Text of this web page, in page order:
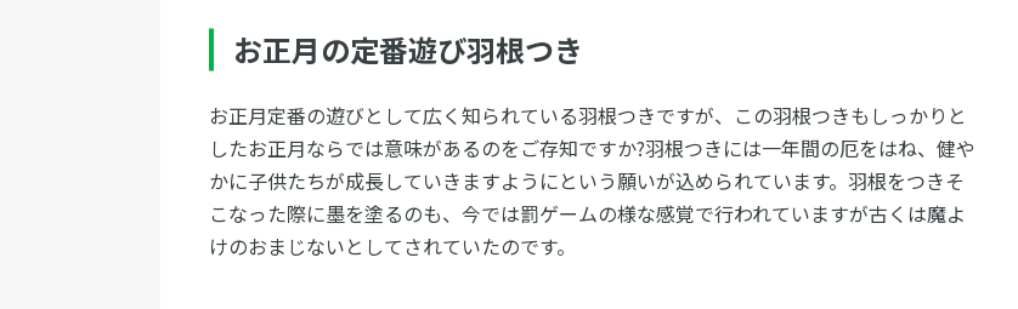
お正月の定番遊び羽根つき
お正月定番の遊びとして広く知られている羽根つきですが、この羽根つきもしっかりと
したお正月ならでは意味があるのをご存知ですか?羽根つきには一年間の厄をはね、健や
かに子供たちが成長していきますようにという願いが込められています。羽根をつきそ
こなった際に墨を塗るのも、今では罰ゲームの様な感覚で行われていますが古くは魔よ
けのおまじないとしてされていたのです。